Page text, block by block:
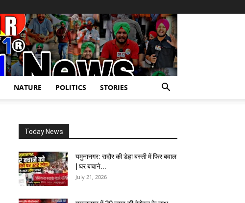
NATURE POLITICS STORIES
Today News
यमुनानगर: रादौर की डेहा बस्ती में फिर बवाल
| घर बचाने...
July 21, 2026